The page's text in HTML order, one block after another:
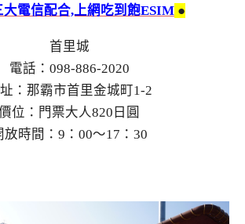
大電信配合,上網吃到飽ESIM ●
首里城
電話：098-886-2020
：那霸市首里金城町1-2
位：門票大人820日圓
放時間：9：00～17：30